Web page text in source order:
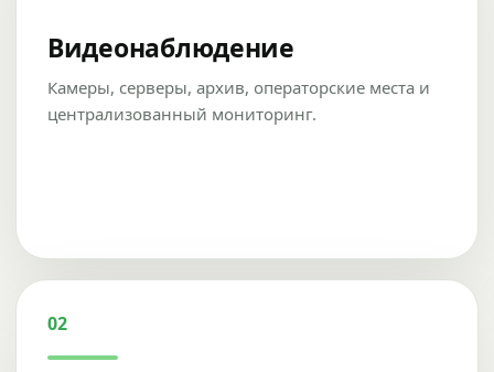
Видеонаблюдение
Камеры, серверы, архив, операторские места и
централизованный мониторинг.
02